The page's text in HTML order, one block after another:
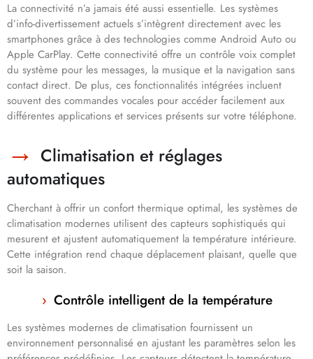
La connectivité n’a jamais été aussi essentielle. Les systèmes
d’info-divertissement actuels s’intègrent directement avec les
smartphones grâce à des technologies comme Android Auto ou
Apple CarPlay. Cette connectivité offre un contrôle voix complet
du système pour les messages, la musique et la navigation sans
contact direct. De plus, ces fonctionnalités intégrées incluent
souvent des commandes vocales pour accéder facilement aux
différentes applications et services présents sur votre téléphone.
Climatisation et réglages
automatiques
Cherchant à offrir un confort thermique optimal, les systèmes de
climatisation modernes utilisent des capteurs sophistiqués qui
mesurent et ajustent automatiquement la température intérieure.
Cette intégration rend chaque déplacement plaisant, quelle que
soit la saison.
Contrôle intelligent de la température
Les systèmes modernes de climatisation fournissent un
environnement personnalisé en ajustant les paramètres selon les